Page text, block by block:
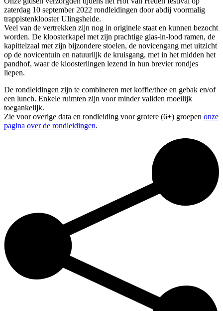
zaterdag 10 september 2022 rondleidingen door abdij voormalig
trappistenklooster Ulingsheide.
Veel van de vertrekken zijn nog in originele staat en kunnen bezocht
worden. De kloosterkapel met zijn prachtige glas-in-lood ramen, de
kapittelzaal met zijn bijzondere stoelen, de novicengang met uitzicht
op de novicentuin en natuurlijk de kruisgang, met in het midden het
pandhof, waar de kloosterlingen lezend in hun brevier rondjes
liepen.
De rondleidingen zijn te combineren met koffie/thee en gebak en/of
een lunch. Enkele ruimten zijn voor minder validen moeilijk
toegankelijk.
Zie voor overige data en rondleiding voor grotere (6+) groepen onze
pagina over de rondleidingen.